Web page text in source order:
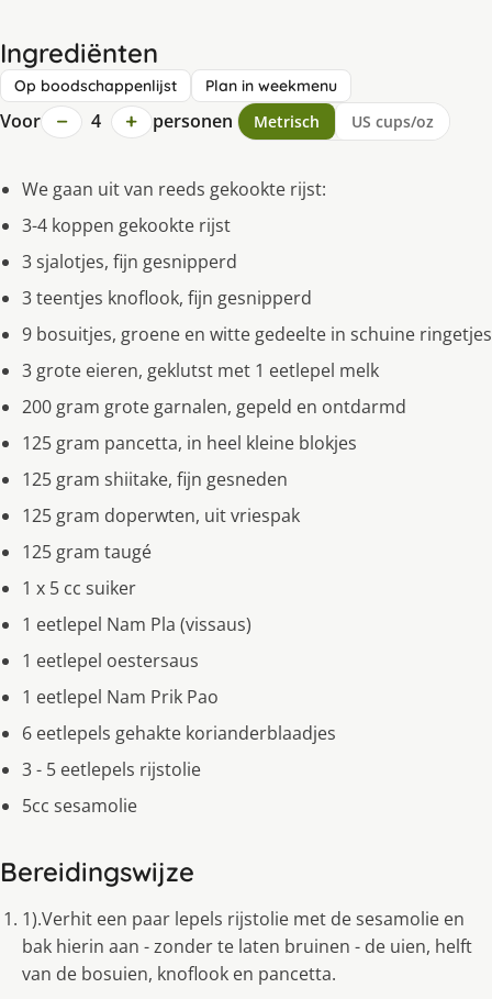
Ingrediënten
Op boodschappenlijst Plan in weekmenu
Voor − 4 + personen Metrisch US cups/oz
We gaan uit van reeds gekookte rijst:
3-4 koppen gekookte rijst
3 sjalotjes, fijn gesnipperd
3 teentjes knoflook, fijn gesnipperd
9 bosuitjes, groene en witte gedeelte in schuine ringetjes
3 grote eieren, geklutst met 1 eetlepel melk
200 gram grote garnalen, gepeld en ontdarmd
125 gram pancetta, in heel kleine blokjes
125 gram shiitake, fijn gesneden
125 gram doperwten, uit vriespak
125 gram taugé
1 x 5 cc suiker
1 eetlepel Nam Pla (vissaus)
1 eetlepel oestersaus
1 eetlepel Nam Prik Pao
6 eetlepels gehakte korianderblaadjes
3 - 5 eetlepels rijstolie
5cc sesamolie
Bereidingswijze
1).Verhit een paar lepels rijstolie met de sesamolie en
bak hierin aan - zonder te laten bruinen - de uien, helft
van de bosuien, knoflook en pancetta.